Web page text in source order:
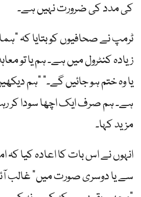
کی مدد کی ضرورت نہیں ہے۔
ٹرمپ نے صحافیوں کو بتایا کہ
زیادہ کنٹرول میں ہے۔ ہم یا تو
یا وہ ختم ہو جائیں گے۔” "ہم
ہے۔ ہم صرف ایک اچھا سودا کر
مزید کہا۔
انہوں نے اس بات کا اعادہ کیا کہ
سے یا دوسری صورت میں” غالب